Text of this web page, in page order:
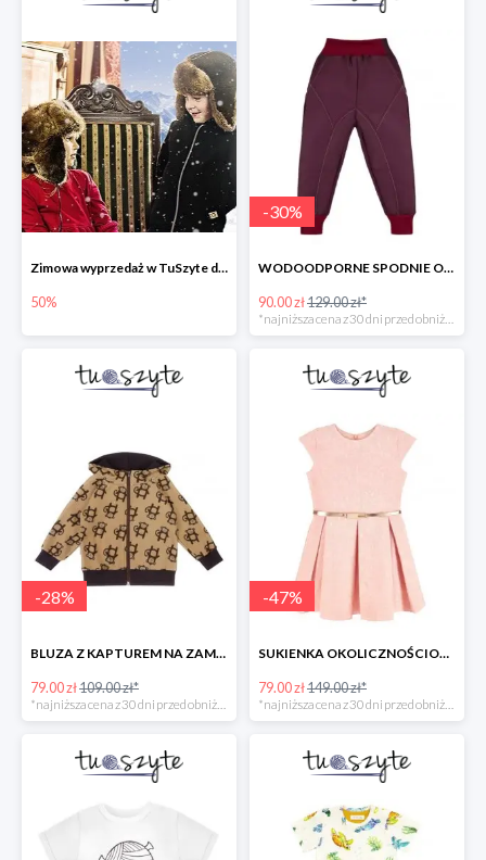
Zimowa wyprzedaż w TuSzyte do -50%
50%
-30%
WODOODPORNE SPODNIE OCIEPLANE BORDOWE w super cenie
90.00 zł129.00 zł*
*najniższa cena z 30 dni przed obniżką
-28%
BLUZA Z KAPTUREM NA ZAMEK, MAŁPKA w super cenie
79.00 zł109.00 zł*
-47%
SUKIENKA OKOLICZNOŚCIOWA ŻAKARDOWA w super cenie
79.00 zł149.00 zł*